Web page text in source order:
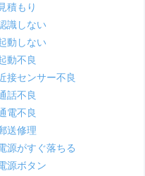
見積もり
識しない
動しない
動不良
接センサー不良
話不良
電不良
送修理
源がすぐ落ちる
源ボタン